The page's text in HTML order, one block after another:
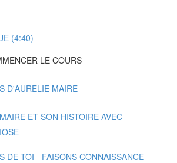
(4:40)
LE COURS
D'AURELIE MAIRE
ET SON HISTOIRE AVEC
DE TOI - FAISONS CONNAISSANCE